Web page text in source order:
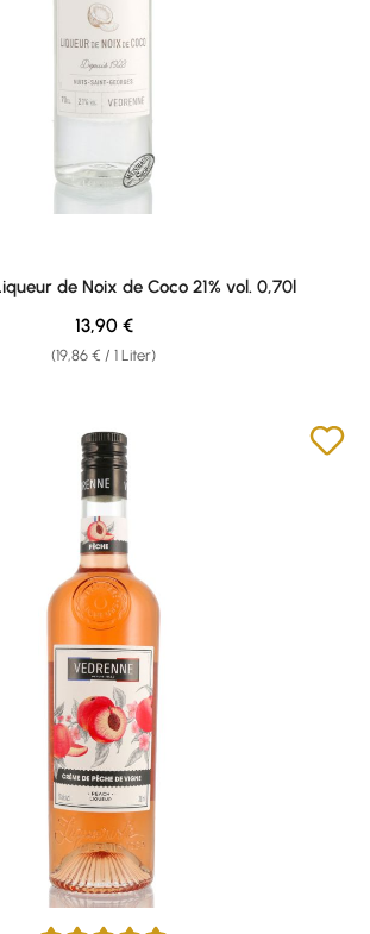
de Noix de Coco 21% vol. 0,70l
(19,86 € / 1 Liter)
Regulärer Preis:
13,90 €